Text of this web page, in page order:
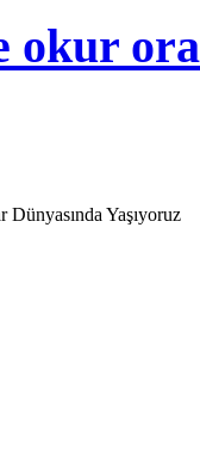
okur
Yaşıyoruz